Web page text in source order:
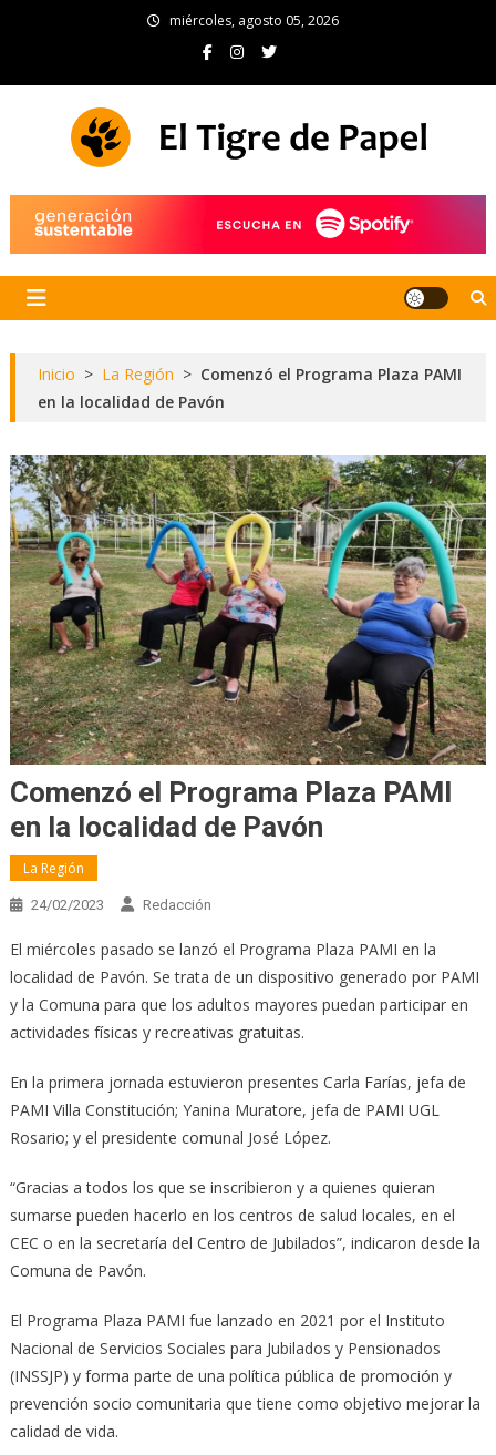
miércoles, agosto 05, 2026
Inicio > La Región > Comenzó el Programa Plaza PAMI
en la localidad de Pavón
Comenzó el Programa Plaza PAMI
en la localidad de Pavón
La Región
24/02/2023 Redacción
El miércoles pasado se lanzó el Programa Plaza PAMI en la
localidad de Pavón. Se trata de un dispositivo generado por PAMI
y la Comuna para que los adultos mayores puedan participar en
actividades físicas y recreativas gratuitas.
En la primera jornada estuvieron presentes Carla Farías, jefa de
PAMI Villa Constitución; Yanina Muratore, jefa de PAMI UGL
Rosario; y el presidente comunal José López.
“Gracias a todos los que se inscribieron y a quienes quieran
sumarse pueden hacerlo en los centros de salud locales, en el
CEC o en la secretaría del Centro de Jubilados”, indicaron desde la
Comuna de Pavón.
El Programa Plaza PAMI fue lanzado en 2021 por el Instituto
Nacional de Servicios Sociales para Jubilados y Pensionados
(INSSJP) y forma parte de una política pública de promoción y
prevención socio comunitaria que tiene como objetivo mejorar la
calidad de vida.